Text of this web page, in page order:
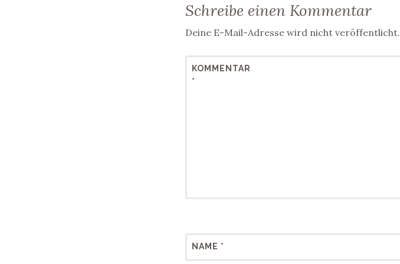
Schreibe einen Kommentar
Deine E-Mail-Adresse wird nicht veröffentlicht.
KOMMENTAR
*
NAME *